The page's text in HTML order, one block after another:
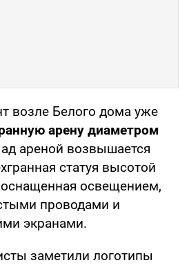
возле Белого дома уже
арену диаметром
ареной возвышается
статуя высотой
освещением,
проводами и
экранами.
заметили логотипы